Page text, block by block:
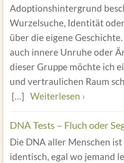
Adoptionshintergrund
Wurzelsuche, Identität
über die eigene
auch innere Unruhe oder
dieser Gruppe möchte ich
und vertraulichen Raum
[…] Weiterlesen ›
DNA Tests – Fluch oder
Die DNA aller Menschen
identisch, egal wo jemand